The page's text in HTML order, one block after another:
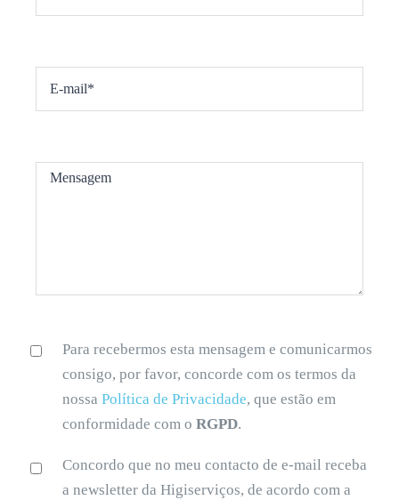
Para recebermos esta mensagem e comunicarmos
consigo, por favor, concorde com os termos da
nossa Política de Privacidade, que estão em
conformidade com o RGPD.
Concordo que no meu contacto de e-mail receba
a newsletter da Higiserviços, de acordo com a